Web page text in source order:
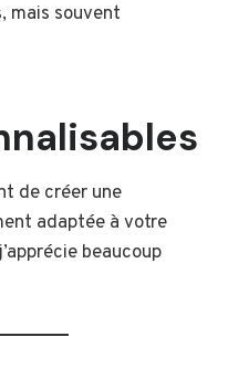
mais souvent
de créer une
adaptée à votre
beaucoup